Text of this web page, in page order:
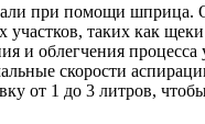
при помощи шприца.
участков, таких как
и облегчения
скорости
от 1 до 3 литров,